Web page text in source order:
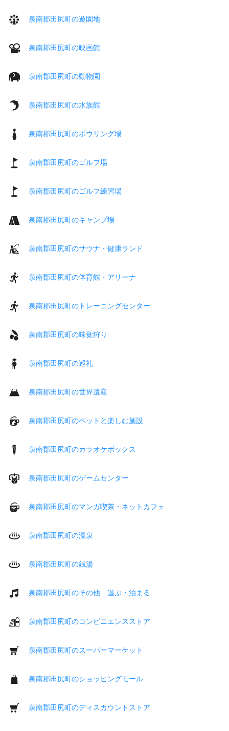
泉南郡田尻町の遊園地
泉南郡田尻町の映画館
泉南郡田尻町の動物園
泉南郡田尻町の水族館
泉南郡田尻町のボウリング場
泉南郡田尻町のゴルフ場
泉南郡田尻町のゴルフ練習場
泉南郡田尻町のキャンプ場
泉南郡田尻町のサウナ・健康ランド
泉南郡田尻町の体育館・アリーナ
泉南郡田尻町のトレーニングセンター
泉南郡田尻町の味覚狩り
泉南郡田尻町の巡礼
泉南郡田尻町の世界遺産
泉南郡田尻町のペットと楽しむ施設
泉南郡田尻町のカラオケボックス
泉南郡田尻町のゲームセンター
泉南郡田尻町のマンガ喫茶・ネットカフェ
泉南郡田尻町の温泉
泉南郡田尻町の銭湯
泉南郡田尻町のその他 遊ぶ・泊まる
泉南郡田尻町のコンビニエンスストア
泉南郡田尻町のスーパーマーケット
泉南郡田尻町のショッピングモール
泉南郡田尻町のディスカウントストア